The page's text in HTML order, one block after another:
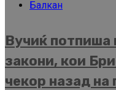
Балкан
Вучиќ потпиша
закони, кои
чекор назад на